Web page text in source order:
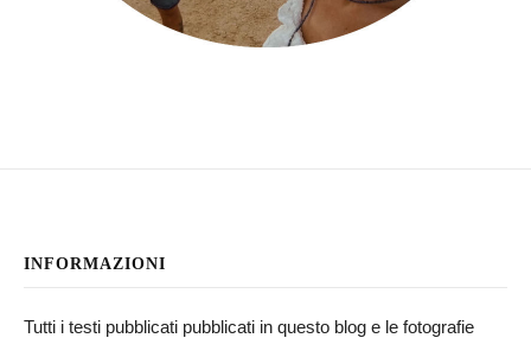
INFORMAZIONI
Tutti i testi pubblicati pubblicati in questo blog e le fotografie